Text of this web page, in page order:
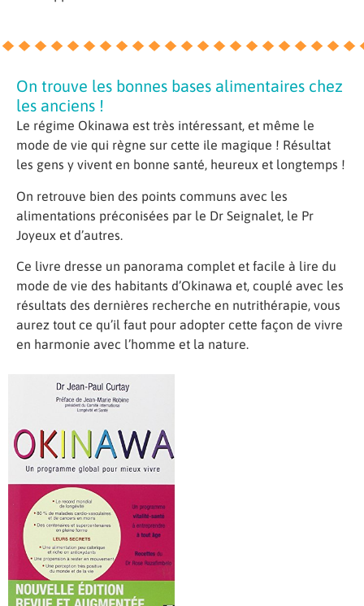
On trouve les bonnes bases alimentaires chez
les anciens !
Le régime Okinawa est très intéressant, et même le
mode de vie qui règne sur cette ile magique ! Résultat
les gens y vivent en bonne santé, heureux et longtemps !
On retrouve bien des points communs avec les
alimentations préconisées par le Dr Seignalet, le Pr
Joyeux et d’autres.
Ce livre dresse un panorama complet et facile à lire du
mode de vie des habitants d’Okinawa et, couplé avec les
résultats des dernières recherche en nutrithérapie, vous
aurez tout ce qu’il faut pour adopter cette façon de vivre
en harmonie avec l’homme et la nature.